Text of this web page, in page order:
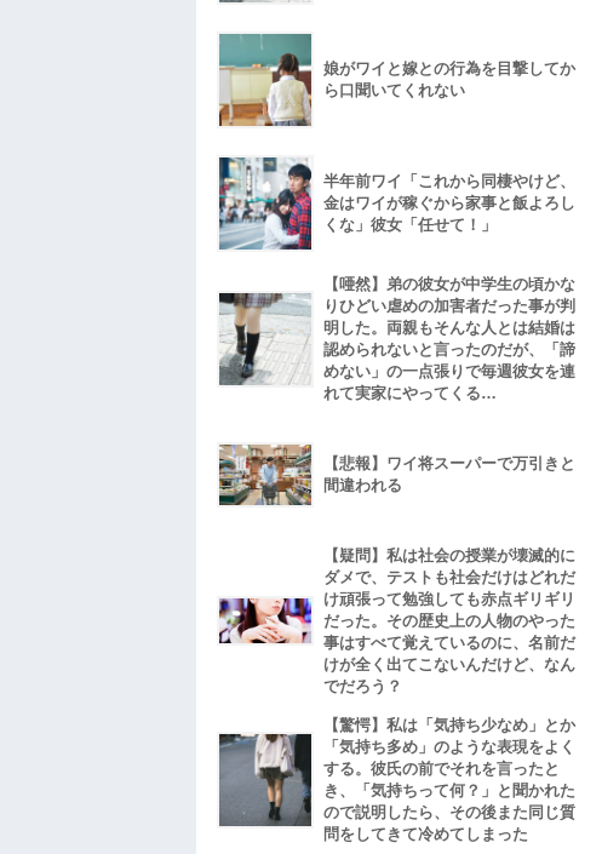
娘がワイと嫁との行為を目撃してか
ら口聞いてくれない
半年前ワイ「これから同棲やけど、
金はワイが稼ぐから家事と飯よろし
くな」彼女「任せて！」
【唖然】弟の彼女が中学生の頃かな
りひどい虐めの加害者だった事が判
明した。両親もそんな人とは結婚は
認められないと言ったのだが、「諦
めない」の一点張りで毎週彼女を連
れて実家にやってくる…
【悲報】ワイ将スーパーで万引きと
間違われる
【疑問】私は社会の授業が壊滅的に
ダメで、テストも社会だけはどれだ
け頑張って勉強しても赤点ギリギリ
だった。その歴史上の人物のやった
事はすべて覚えているのに、名前だ
けが全く出てこないんだけど、なん
でだろう？
【驚愕】私は「気持ち少なめ」とか
「気持ち多め」のような表現をよく
する。彼氏の前でそれを言ったと
き、「気持ちって何？」と聞かれた
ので説明したら、その後また同じ質
問をしてきて冷めてしまった